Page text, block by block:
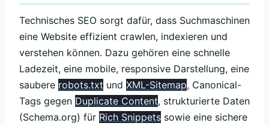
Technisches SEO sorgt dafür, dass Suchmaschinen
eine Website effizient crawlen, indexieren und
verstehen können. Dazu gehören eine schnelle
Ladezeit, eine mobile, responsive Darstellung, eine
saubere robots.txt und XML-Sitemap, Canonical-
Tags gegen Duplicate Content, strukturierte Daten
(Schema.org) für Rich Snippets sowie eine sichere